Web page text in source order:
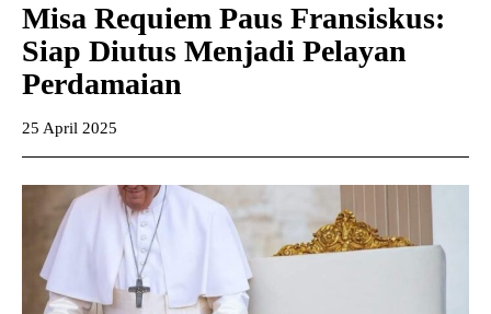
Misa Requiem Paus Fransiskus:
Siap Diutus Menjadi Pelayan
Perdamaian
25 April 2025